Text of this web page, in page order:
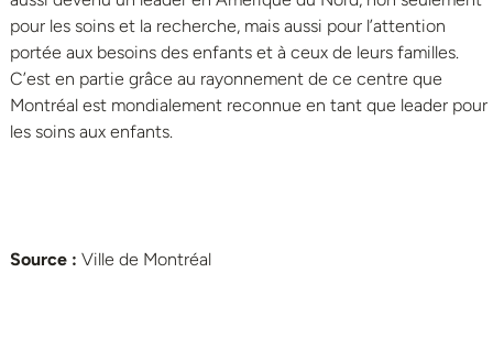
pour les soins et la recherche, mais aussi pour l’attention
portée aux besoins des enfants et à ceux de leurs familles.
C’est en partie grâce au rayonnement de ce centre que
Montréal est mondialement reconnue en tant que leader pour
les soins aux enfants.
Source : Ville de Montréal